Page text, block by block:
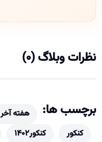
نظرات وبلاگ (0)
برچسب ها: هفته آخر
کنکور
کنکور1402